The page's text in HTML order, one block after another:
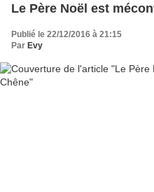
Le Père Noël est
Publié le 22/12/2016 à 21:15
Par Evy